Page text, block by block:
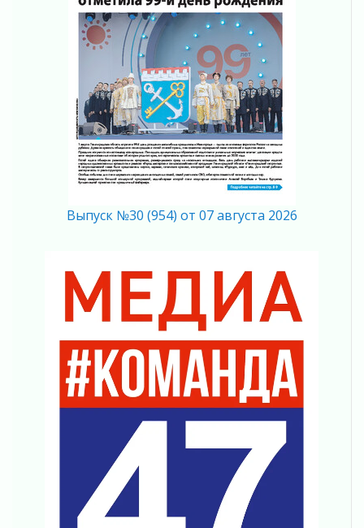
04 августа 2026
Ставка на дисциплину на перекрестках
В Ленобласти растет потребление
мобильного трафика
04 августа 2026
Полумрак бьёт по карману
04 августа 2026
Вниманию автомобилистов!
Память, сталь и музыка
04 августа 2026
Никакого принуждения, только письменное
согласие
04 августа 2026
Без риска для здоровья и кошелька
04 августа 2026
Важная информация
04 августа 2026
Что делать со сбережениями
Награды нашли строителей
03 августа 2026
Ленобласть повышает производительность
труда в ЖКХ
Выпуск №30 (954) от 07 августа 2026